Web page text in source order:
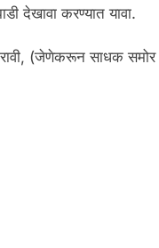
देखावा करण्यात यावा.
(जेणेकरून साधक